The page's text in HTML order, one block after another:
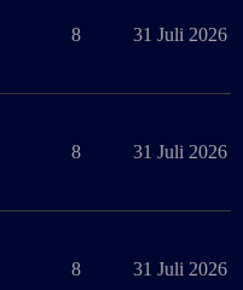
8 31 Juli 2026
8 31 Juli 2026
8 31 Juli 2026